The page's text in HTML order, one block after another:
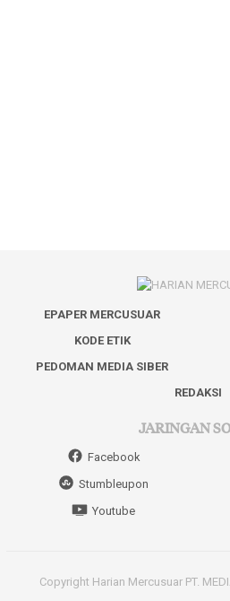
EPAPER MERCUSUAR
KODE ETIK
PEDOMAN MEDIA SIBER
REDAKSI
JARINGAN
Facebook
Stumbleupon
Youtube
Copyright Harian Mercusuar PT.